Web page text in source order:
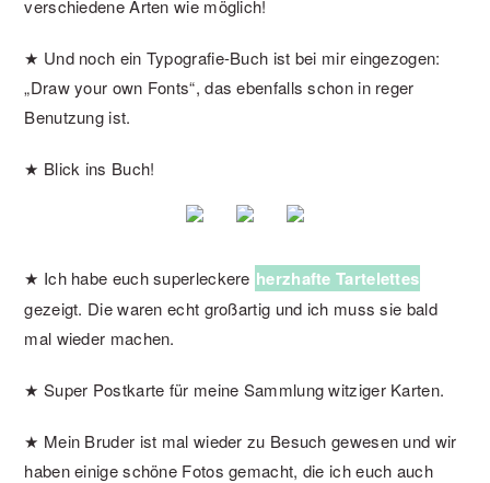
verschiedene Arten wie möglich!
★ Und noch ein Typografie-Buch ist bei mir eingezogen:
„Draw your own Fonts“, das ebenfalls schon in reger
Benutzung ist.
★ Blick ins Buch!
★ Ich habe euch superleckere herzhafte Tartelettes
gezeigt. Die waren echt großartig und ich muss sie bald
mal wieder machen.
★ Super Postkarte für meine Sammlung witziger Karten.
★ Mein Bruder ist mal wieder zu Besuch gewesen und wir
haben einige schöne Fotos gemacht, die ich euch auch